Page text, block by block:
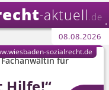
-aktuell .de
08.08.2026
für
sozialrecht.de